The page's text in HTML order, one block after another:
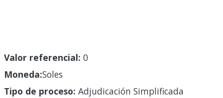
Valor referencial: 0
Moneda:Soles
Tipo de proceso: Adjudicación Simplificada